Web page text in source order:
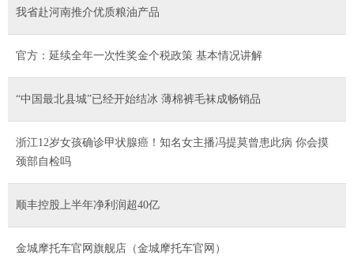
我省赴河南推介优质粮油产品
官方：延续全年一次性奖金个税政策 基本情况讲解
“中国最北县城”已经开始结冰 薄棉裤毛袜成畅销品
浙江12岁女孩确诊甲状腺癌！知名女主播冯提莫曾患此病 你会摸
颈部自检吗
顺丰控股上半年净利润超40亿
金城摩托车官网旗舰店（金城摩托车官网）